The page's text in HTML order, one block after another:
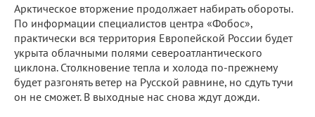
Арктическое вторжение продолжает набирать обороты.
По информации специалистов центра «Фобос»,
практически вся территория Европейской России будет
укрыта облачными полями североатлантического
циклона. Столкновение тепла и холода по-прежнему
будет разгонять ветер на Русской равнине, но сдуть тучи
он не сможет. В выходные нас снова ждут дожди.